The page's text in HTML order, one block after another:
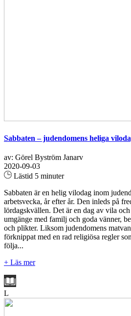
Sabbaten – judendomens heliga
av: Görel Byström Janarv
2020-09-03
Lästid 5 minuter
Sabbaten är en helig vilodag inom
arbetsvecka, år efter år. Den inleds på
lördagskvällen. Det är en dag av vila
umgänge med familj och goda vänner,
och plikter. Liksom judendomens
förknippat med en rad religiösa regler
följa...
+ Läs mer
L